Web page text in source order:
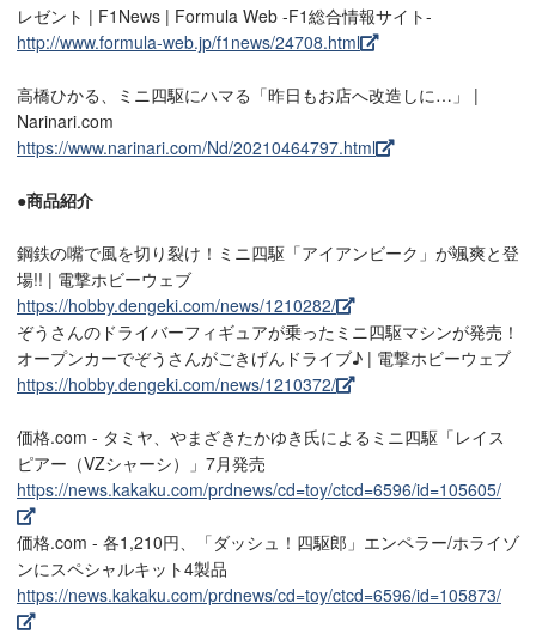
レゼント | F1News | Formula Web -F1総合情報サイト-
http://www.formula-web.jp/f1news/24708.html
高橋ひかる、ミニ四駆にハマる「昨日もお店へ改造しに…」 |
Narinari.com
https://www.narinari.com/Nd/20210464797.html
●商品紹介
鋼鉄の嘴で風を切り裂け！ミニ四駆「アイアンビーク」が颯爽と登
場!! | 電撃ホビーウェブ
https://hobby.dengeki.com/news/1210282/
ぞうさんのドライバーフィギュアが乗ったミニ四駆マシンが発売！
オープンカーでぞうさんがごきげんドライブ♪ | 電撃ホビーウェブ
https://hobby.dengeki.com/news/1210372/
価格.com - タミヤ、やまざきたかゆき氏によるミニ四駆「レイス
ピアー（VZシャーシ）」7月発売
https://news.kakaku.com/prdnews/cd=toy/ctcd=6596/id=105605/
価格.com - 各1,210円、「ダッシュ！四駆郎」エンペラー/ホライゾ
ンにスペシャルキット4製品
https://news.kakaku.com/prdnews/cd=toy/ctcd=6596/id=105873/